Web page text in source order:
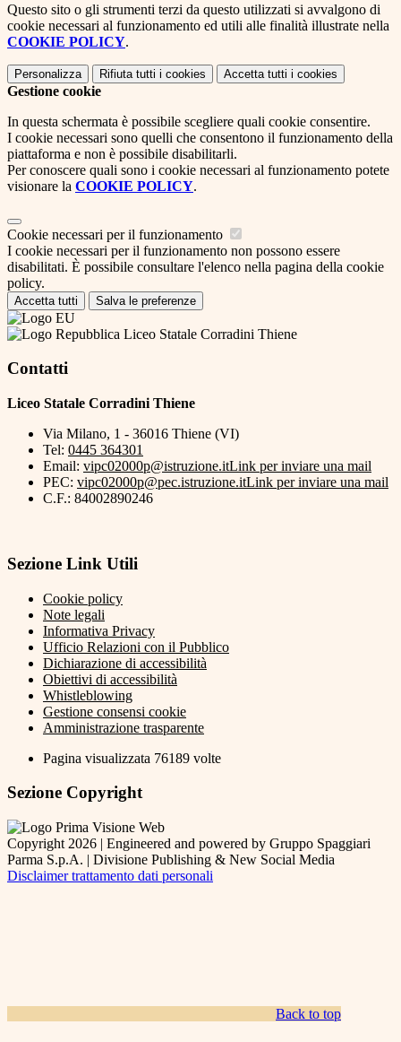
Questo sito o gli strumenti terzi da questo utilizzati si avvalgono di
cookie necessari al funzionamento ed utili alle finalità illustrate nella
COOKIE POLICY.
Personalizza Rifiuta tutti i cookies Accetta tutti i cookies
Gestione cookie
In questa schermata è possibile scegliere quali cookie consentire.
I cookie necessari sono quelli che consentono il funzionamento della
piattaforma e non è possibile disabilitarli.
Per conoscere quali sono i cookie necessari al funzionamento potete
visionare la COOKIE POLICY.
Cookie necessari per il funzionamento
I cookie necessari per il funzionamento non possono essere
disabilitati. È possibile consultare l'elenco nella pagina della cookie
policy.
Accetta tutti Salva le preferenze
Liceo Statale Corradini Thiene
Contatti
Liceo Statale Corradini Thiene
Via Milano, 1 - 36016 Thiene (VI)
Tel: 0445 364301
Email: vipc02000p@istruzione.itLink per inviare una mail
PEC: vipc02000p@pec.istruzione.itLink per inviare una mail
C.F.: 84002890246
Sezione Link Utili
Cookie policy
Note legali
Informativa Privacy
Ufficio Relazioni con il Pubblico
Dichiarazione di accessibilità
Obiettivi di accessibilità
Whistleblowing
Gestione consensi cookie
Amministrazione trasparente
Pagina visualizzata 76189 volte
Sezione Copyright
Copyright 2026 | Engineered and powered by Gruppo Spaggiari
Parma S.p.A. | Divisione Publishing & New Social Media
Disclaimer trattamento dati personali
Back to top